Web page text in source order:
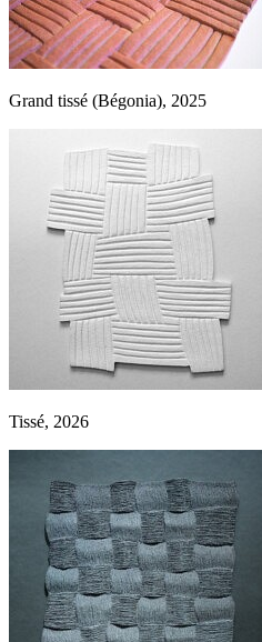
Grand tissé (Bégonia), 2025
Tissé, 2026